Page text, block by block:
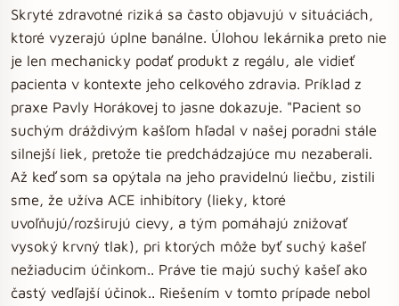
Skryté zdravotné riziká sa často objavujú v situáciách,
ktoré vyzerajú úplne banálne. Úlohou lekárnika preto nie
je len mechanicky podať produkt z regálu, ale vidieť
pacienta v kontexte jeho celkového zdravia. Príklad z
praxe Pavly Horákovej to jasne dokazuje. "Pacient so
suchým dráždivým kašľom hľadal v našej poradni stále
silnejší liek, pretože tie predchádzajúce mu nezaberali.
Až keď som sa opýtala na jeho pravidelnú liečbu, zistili
sme, že užíva ACE inhibítory (lieky, ktoré
uvoľňujú/rozširujú cievy, a tým pomáhajú znižovať
vysoký krvný tlak), pri ktorých môže byť suchý kašeľ
nežiaducim účinkom.. Práve tie majú suchý kašeľ ako
častý vedľajší účinok.. Riešením v tomto prípade nebol